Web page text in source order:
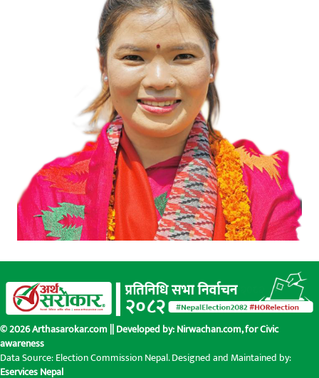
© 2026 Arthasarokar.com || Developed by:Nirwachan.com, for Civic
awareness
Data Source: Election Commission Nepal. Designed and Maintained by:
Eservices Nepal